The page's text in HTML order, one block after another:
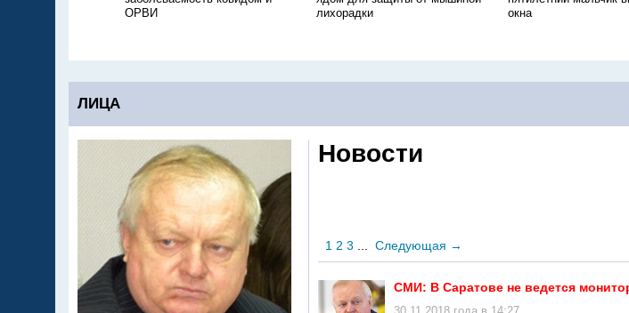
ОРВИ
лихорадки
окна
ЛИЦА
Новости
1 2 3 Следующая →
СМИ: В Саратове не ведется